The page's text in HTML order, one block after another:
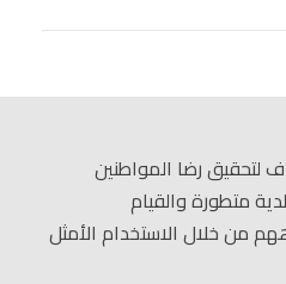
رضا المواطنين
متطورة والقيام
من خلال الاستخدام الأمثل